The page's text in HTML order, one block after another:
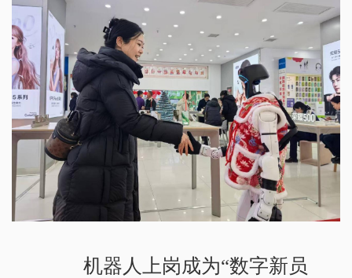
机器人上岗成为“数字新员